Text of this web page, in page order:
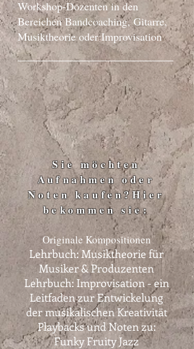
Sie möchten
Aufnahmen oder
Noten kaufen?Hier
bekommen sie:
Originale Kompositionen
Lehrbuch: Musiktheorie für
Musiker & Produzenten
Lehrbuch: Improvisation - ein
Leitfaden zur Entwickelung
der musikalischen Kreativität
Playbacks und Noten zu:
Funky Fruity Jazz
Workshop-Dozenten in den
Bereichen Bandcoaching, Gitarre,
Musiktheorie oder Improvisation